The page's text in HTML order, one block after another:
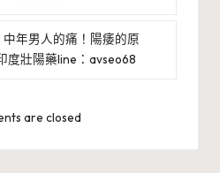
中年男人的痛！陽痿的原
度壯陽藥line：avseo68
are closed